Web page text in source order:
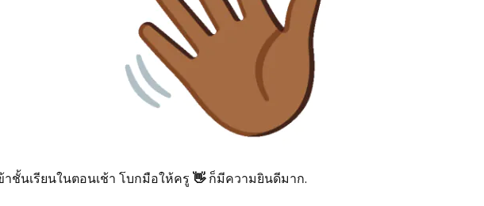
าชั้นเรียนในตอนเช้า โบกมือให้ครู👋ก็มีความยินดีมาก.